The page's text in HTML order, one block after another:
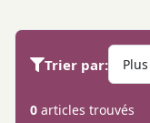
Trier par:
0 articles trouvés